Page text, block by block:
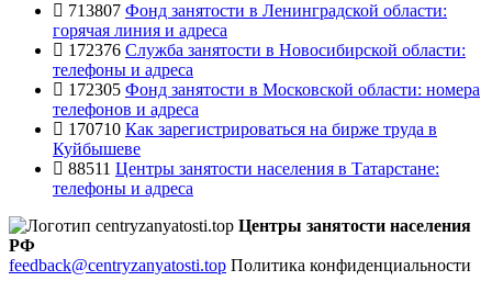
713807 Фонд занятости в Ленинградской области:
горячая линия и адреса
172376 Служба занятости в Новосибирской области:
телефоны и адреса
172305 Фонд занятости в Московской области: номера
телефонов и адреса
170710 Как зарегистрироваться на бирже труда в
Куйбышеве
88511 Центры занятости населения в Татарстане:
телефоны и адреса
Центры занятости населения
РФ
feedback@centryzanyatosti.top Политика конфиденциальности